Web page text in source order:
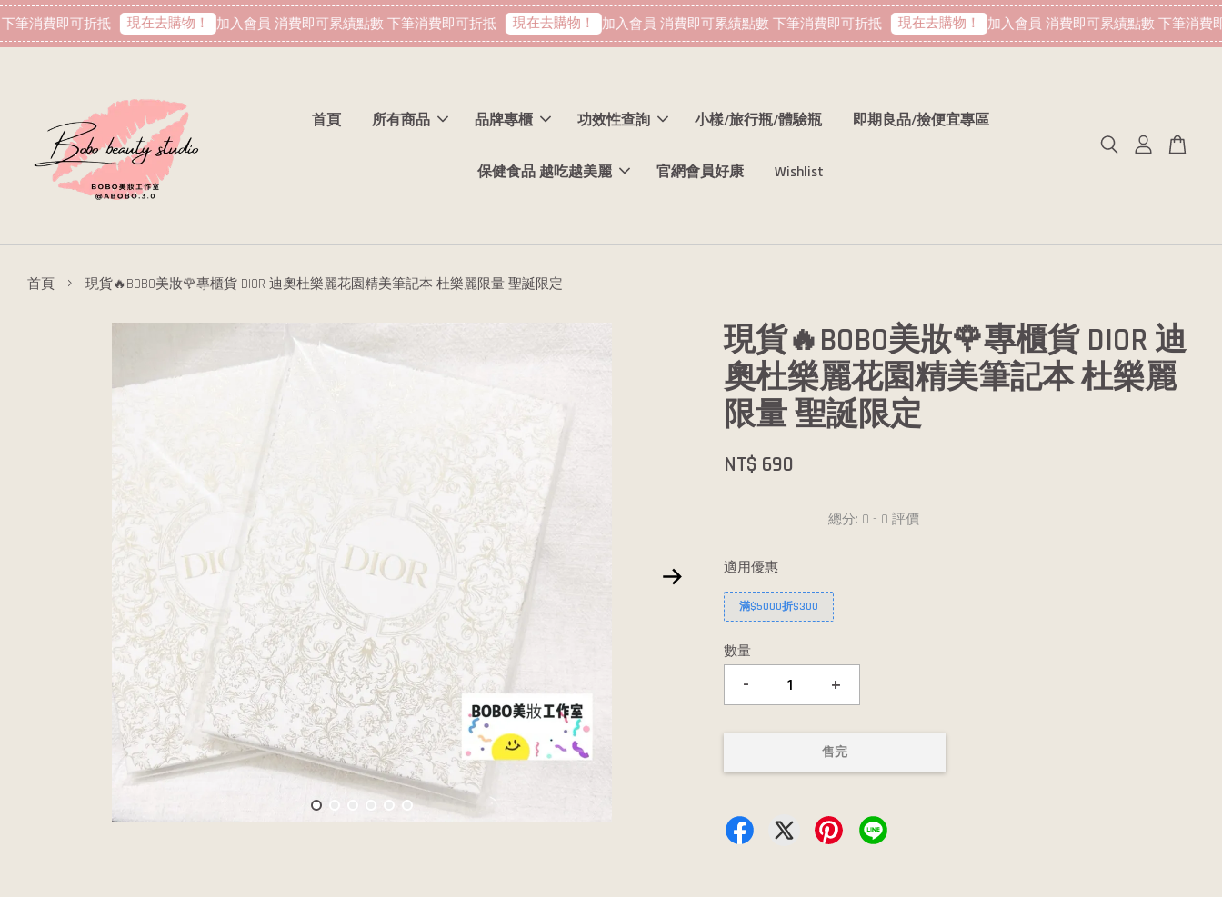
消費即可折抵 現在去購物！ 加入會員 消費即可累績點數 下筆消費即可折抵 現在去購物！ 加入會員 消費即可累績點數 下筆消費即可折抵 現在去購物！ 加入會員 消費即可累績點數 下筆消費即可
首頁 所有商品 品牌專櫃 功效性查詢 小樣/旅行瓶/體驗瓶 即期良品/撿便宜專區
保健食品 越吃越美麗 官網會員好康 Wishlist
首頁 › 現貨🔥BOBO美妝🌹專櫃貨 DIOR 迪奧杜樂麗花園精美筆記本 杜樂麗限量 聖誕限定
現貨🔥BOBO美妝🌹專櫃貨 DIOR 迪
奧杜樂麗花園精美筆記本 杜樂麗
限量 聖誕限定
NT$ 690
總分: 0 - 0 評價
適用優惠
滿$5000折$300
數量
- +
售完